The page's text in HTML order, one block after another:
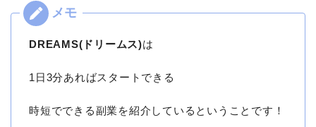
DREAMS(ドリームス)は
1日3分あればスタートできる
時短でできる副業を紹介しているということです！